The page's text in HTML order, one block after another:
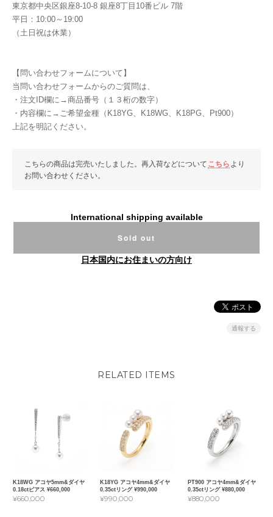
東京都中央区銀座8-10-8 銀座8丁目10番ビル 7階
平日：10:00～19:00
（土日祝は休業）
【問い合わせフォームについて】
当問い合わせフォームからのご質問は、
・注文ID欄に→商品番号（１３桁の数字）
・内容欄に→ご希望金種（K18YG、K18WG、K18PG、Pt900）
上記を明記ください。
こちらの商品は完売いたしました。再入荷などについて こちら より
お問い合わせください。
International shipping available
Sold out
日本国内にお住まいの方向け
通報する
RELATED ITEMS
K18WG アコヤ5mm&ダイヤ
0.18ctピアス ¥660,000
¥660,000
K18YG アコヤ4mm&ダイヤ
0.35ctリング ¥990,000
¥990,000
PT900 アコヤ4mm&ダイヤ
0.35ctリング ¥880,000
¥880,000